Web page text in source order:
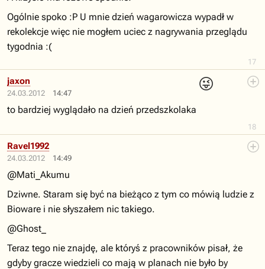
17
Ogólnie spoko :P U mnie dzień wagarowicza wypadł w
rekolekcje więc nie mogłem uciec z nagrywania przeglądu
tygodnia :(
24.03.2012 14:47
😜
18
jaxon
to bardziej wyglądało na dzień przedszkolaka
24.03.2012 14:49
Ravel1992
@Mati_Akumu
Dziwne. Staram się być na bieżąco z tym co mówią ludzie z
Bioware i nie słyszałem nic takiego.
@Ghost_
Teraz tego nie znajdę, ale któryś z pracowników pisał, że
gdyby gracze wiedzieli co mają w planach nie było by